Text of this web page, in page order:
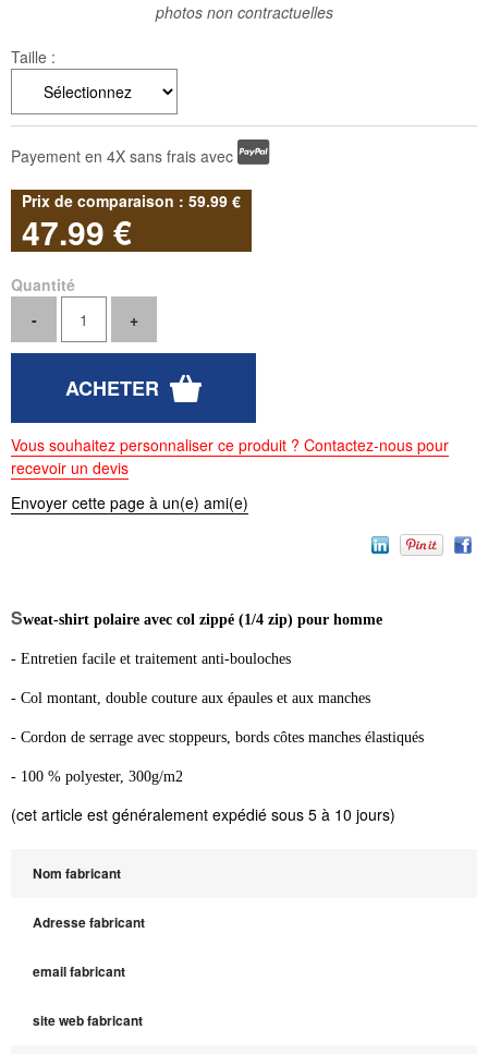
photos non contractuelles
Taille :
Payement en 4X sans frais avec
59.99 €
47.99 €
Quantité
Vous souhaitez personnaliser ce produit ? Contactez-nous pour
recevoir un devis
Envoyer cette page à un(e) ami(e)
Sweat-shirt polaire avec col zippé (1/4 zip) pour homme
- Entretien facile et traitement anti-bouloches
- Col montant, double couture aux épaules et aux manches
- Cordon de serrage avec stoppeurs, bords côtes manches élastiqués
- 100 % polyester, 300g/m2
(cet article est généralement expédié sous 5 à 10 jours)
Nom fabricant
Adresse fabricant
email fabricant
site web fabricant